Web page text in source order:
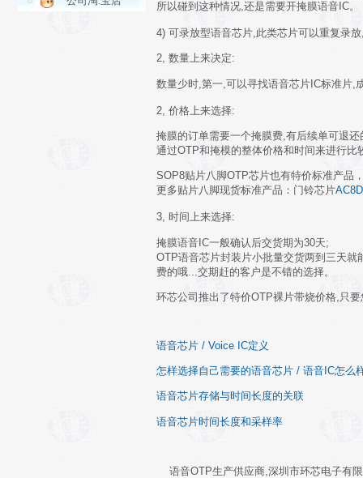
所以碰到这种情况,还是需要开掩膜语音IC。
4) 可录放型语音芯片,此类芯片可以重复录
2, 数量上来决定:
数量少时,第一,可以寻找语音芯片IC标准片,
2, 价格上来选择:
掩膜的订单需要一个掩膜费,有后续单可退
通过OTP和掩模的整体价格和时间来进行比
SOP8贴片八脚OTP芯片也有特价标准产品
更多贴片八脚现货标准产品：门铃芯片
3, 时间上来选择:
掩膜语音IC一般确认后交货期为30天;
OTP语音芯片封装片小批量交货两到三天
费的哦...交期赶的客户是不错的选择。
环芯公司推出了特价OTP裸片带烧价格,只
语音芯片 / Voice IC定义
怎样选择自己需要的语音芯片 / 语音IC怎么
语音芯片存储与时间长度的关联
语音芯片时间长度和采样率
语音OTP生产供应商,深圳市环芯电子有